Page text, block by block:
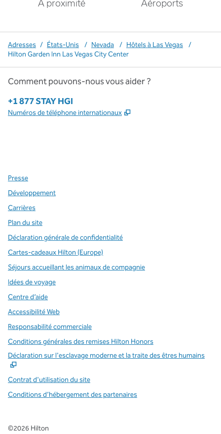
À proximité Aéroports
Adresses / États-Unis / Nevada / Hôtels à Las Vegas
/
Hilton Garden Inn Las Vegas City Center
Comment pouvons-nous vous aider ?
Téléphone :
+1 877 STAY HGI
Numéros de téléphone internationaux ,
Presse
Développement
Carrières
Plan du site
Déclaration générale de confidentialité
Cartes-cadeaux Hilton (Europe)
Séjours accueillant les animaux de compagnie
Idées de voyage
Centre d’aide
Accessibilité Web
Responsabilité commerciale
Conditions générales des remises Hilton Honors
Déclaration sur l'esclavage moderne et la traite des êtres humains
Contrat d'utilisation du site
Conditions d’hébergement des partenaires
©2026 Hilton